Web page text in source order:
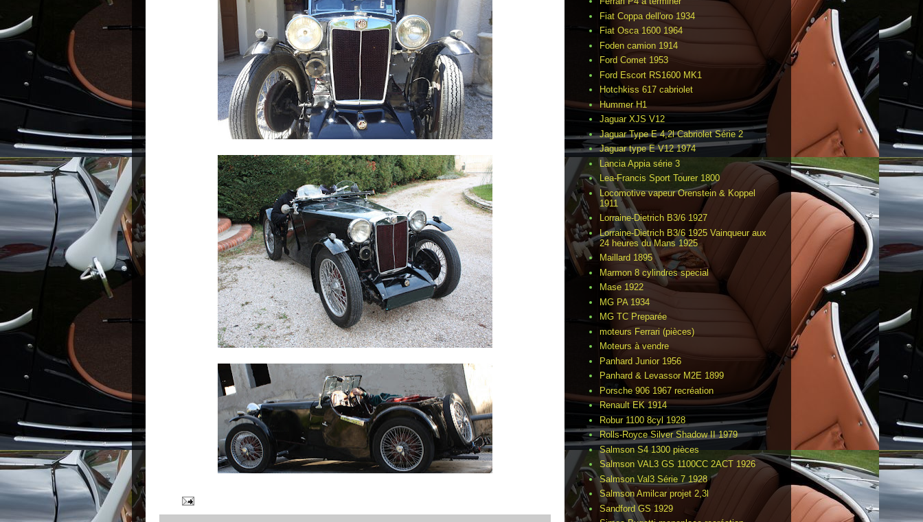
Fiat Coppa dell'oro 1934
Fiat Osca 1600 1964
Foden camion 1914
Ford Comet 1953
Ford Escort RS1600 MK1
Hotchkiss 617 cabriolet
Hummer H1
Jaguar XJS V12
Jaguar Type E 4,2l Cabriolet Série 2
Jaguar type E V12 1974
Lancia Appia série 3
Lea-Francis Sport Tourer 1800
Locomotive vapeur Orenstein & Koppel
1911
Lorraine-Dietrich B3/6 1927
Lorraine-Dietrich B3/6 1925 Vainqueur aux
24 heures du Mans 1925
Maillard 1895
Marmon 8 cylindres special
Mase 1922
MG PA 1934
MG TC Preparée
moteurs Ferrari (pièces)
Moteurs à vendre
Panhard Junior 1956
Panhard & Levassor M2E 1899
Porsche 906 1967 recréation
Renault EK 1914
Robur 1100 8cyl 1928
Rolls-Royce Silver Shadow II 1979
Salmson S4 1300 pièces
Salmson VAL3 GS 1100CC 2ACT 1926
Salmson Val3 Série 7 1928
Salmson Amilcar projet 2,3l
Sandford GS 1929